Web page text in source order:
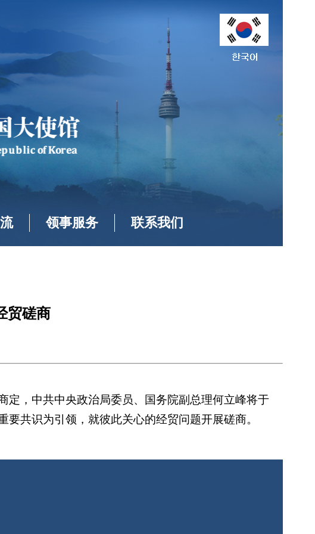
领事服务 联系我们
贸磋商
定，中共中央政治局委员、国务院副总理何立峰将于
共识为引领，就彼此关心的经贸问题开展磋商。